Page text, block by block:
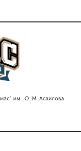
им. Ю. М. Асаилова